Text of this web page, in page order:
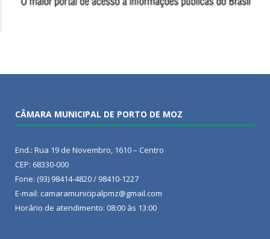
CÂMARA MUNICIPAL DE PORTO DE MOZ
End.: Rua 19 de Novembro, 1610 – Centro
CEP: 68330-000
Fone: (93) 98414-4820 / 98410-1227
E-mail: camaramunicipalpmz@gmail.com
Horário de atendimento: 08:00 às 13:00